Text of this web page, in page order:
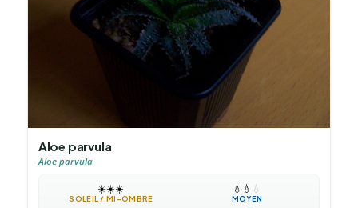
Aloe parvula
Aloe parvula
☀️☀️☀️
SOLEIL / MI-OMBRE
💧 💧 💧
MOYEN